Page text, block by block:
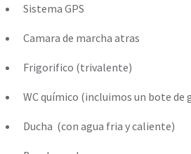
Sistema GPS
Camara de marcha atras
Frigorifico (trivalente)
WC químico (incluimos un bote de
Ducha (con agua fria y caliente)